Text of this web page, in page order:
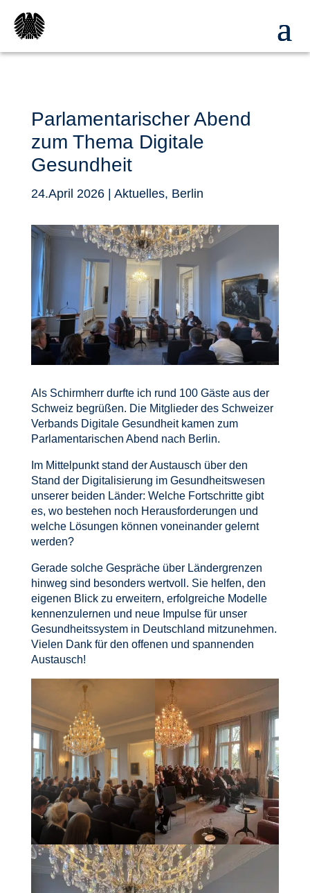
Parlamentarischer Abend
zum Thema Digitale
Gesundheit
24.April 2026| Aktuelles, Berlin
Als Schirmherr durfte ich rund 100 Gäste aus der
Schweiz begrüßen. Die Mitglieder des Schweizer
Verbands Digitale Gesundheit kamen zum
Parlamentarischen Abend nach Berlin.
Im Mittelpunkt stand der Austausch über den
Stand der Digitalisierung im Gesundheitswesen
unserer beiden Länder: Welche Fortschritte gibt
es, wo bestehen noch Herausforderungen und
welche Lösungen können voneinander gelernt
werden?
Gerade solche Gespräche über Ländergrenzen
hinweg sind besonders wertvoll. Sie helfen, den
eigenen Blick zu erweitern, erfolgreiche Modelle
kennenzulernen und neue Impulse für unser
Gesundheitssystem in Deutschland mitzunehmen.
Vielen Dank für den offenen und spannenden
Austausch!